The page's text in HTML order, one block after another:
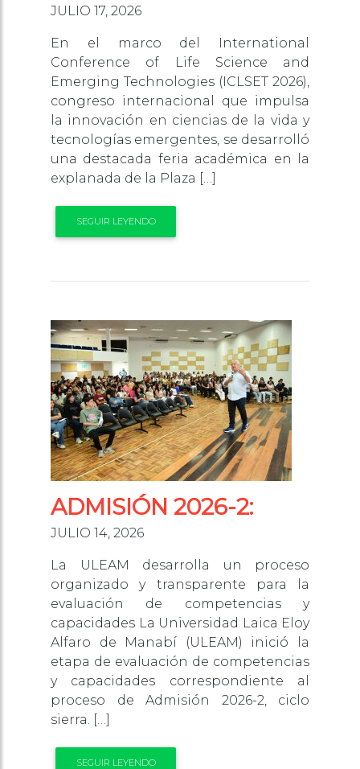
JULIO 17, 2026
En el marco del International
Conference of Life Science and
Emerging Technologies (ICLSET 2026),
congreso internacional que impulsa
la innovación en ciencias de la vida y
tecnologías emergentes, se desarrolló
una destacada feria académica en la
explanada de la Plaza […]
SEGUIR LEYENDO
ADMISIÓN 2026-2:
JULIO 14, 2026
La ULEAM desarrolla un proceso
organizado y transparente para la
evaluación de competencias y
capacidades La Universidad Laica Eloy
Alfaro de Manabí (ULEAM) inició la
etapa de evaluación de competencias
y capacidades correspondiente al
proceso de Admisión 2026-2, ciclo
sierra. […]
SEGUIR LEYENDO